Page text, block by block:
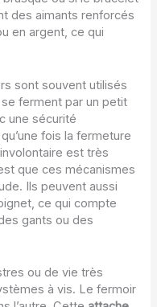
des aimants renforcés
en argent, ce qui
sont souvent utilisés
ferment par un petit
une sécurité
fois la fermeture
est très
que ces mécanismes
Ils peuvent aussi
ce qui compte
gants ou des
ou de vie très
à vis. Le fermoir